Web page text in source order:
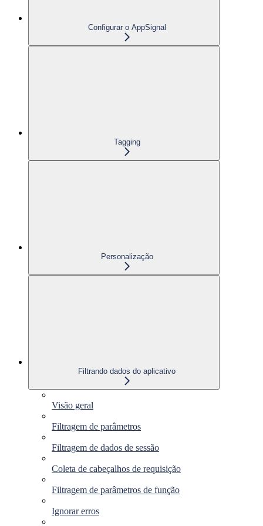
Configurar o AppSignal
Tagging
Personalização
Filtrando dados do aplicativo
Visão geral
Filtragem de parâmetros
Filtragem de dados de sessão
Coleta de cabeçalhos de requisição
Filtragem de parâmetros de função
Ignorar erros